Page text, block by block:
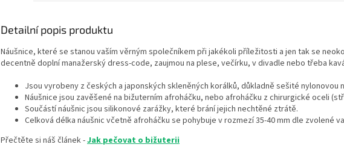
Detailní popis produktu
Náušnice, které se stanou vaším věrným společníkem při jakékoli příležitosti a jen tak se
decentně doplní manažerský dress-code, zaujmou na plese, večírku, v divadle nebo třeba
Jsou vyrobeny z českých a japonských skleněných korálků, důkladně sešité nylonovou
Náušnice jsou zavěšené na bižuterním afroháčku, nebo afroháčku z chirurgické oceli
Součástí náušnic jsou silikonové zarážky, které brání jejich nechtěné ztrátě.
Celková délka náušnic včetně afroháčku se pohybuje v rozmezí 35-40 mm dle zvolené
Přečtěte si náš článek -Jak pečovat o bižuterii